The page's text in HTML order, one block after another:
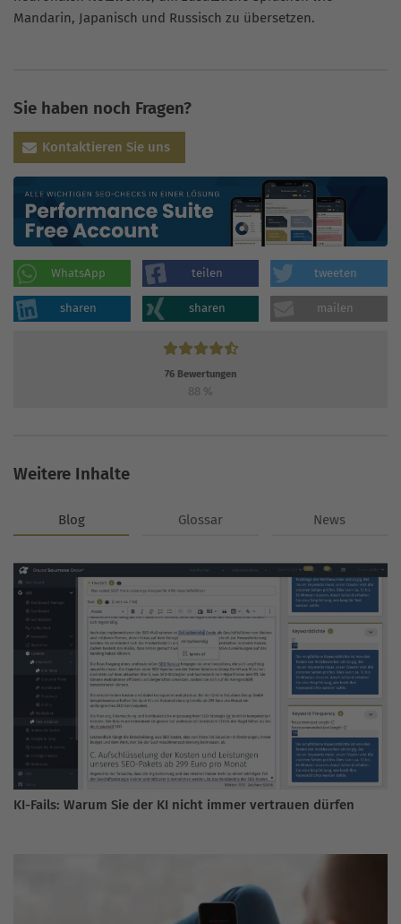
Mandarin, Japanisch und Russisch zu übersetzen.
Sie haben noch Fragen?
Kontaktieren Sie uns
WhatsApp teilen tweeten
sharen sharen mailen
76 Bewertungen
88 %
Weitere Inhalte
Blog Glossar News
KI-Fails: Warum Sie der KI nicht immer vertrauen dürfen